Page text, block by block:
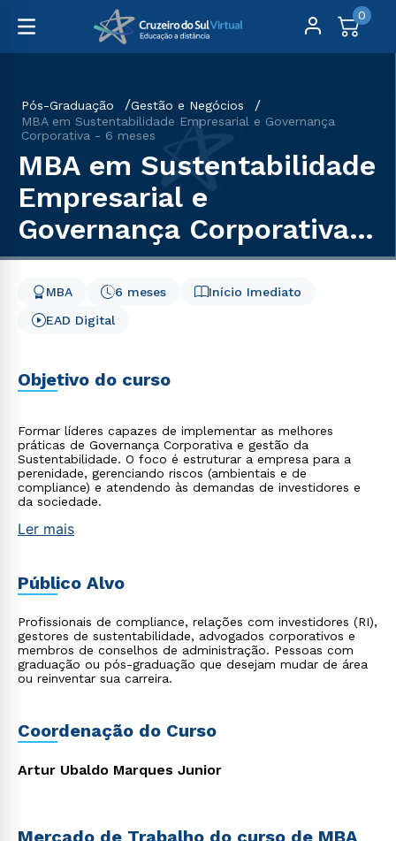
0
Pós-Graduação
Gestão e Negócios
MBA em Sustentabilidade Empresarial e Governança
Corporativa - 6 meses
MBA em Sustentabilidade
Empresarial e
Governança Corporativa -
6 meses
Início Imediato
6 meses
MBA
EAD Digital
Objetivo do curso
Formar líderes capazes de implementar as melhores
práticas de Governança Corporativa e gestão da
Sustentabilidade. O foco é estruturar a empresa para a
perenidade, gerenciando riscos (ambientais e de
compliance) e atendendo às demandas de investidores e
da sociedade.
Ler mais
Público Alvo
Profissionais de compliance, relações com investidores (RI),
gestores de sustentabilidade, advogados corporativos e
membros de conselhos de administração. Pessoas com
graduação ou pós-graduação que desejam mudar de área
ou reinventar sua carreira.
Coordenação do Curso
Artur Ubaldo Marques Junior
Mercado de Trabalho do curso de MBA